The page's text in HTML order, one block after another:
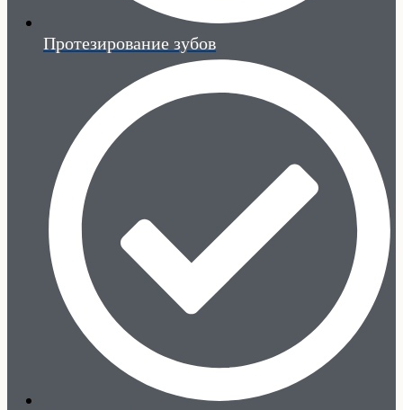
Протезирование зубов